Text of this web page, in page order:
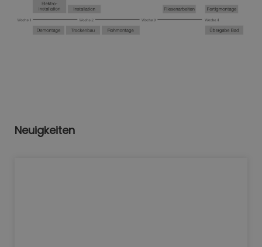
Neuigkeiten